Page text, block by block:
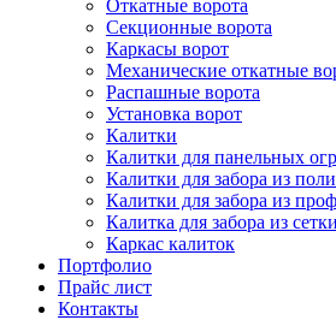
Откатные ворота
Секционные ворота
Каркасы ворот
Механические откатные
Распашные ворота
Установка ворот
Калитки
Калитки для панельных
Калитки для забора из
Калитки для забора из
Калитка для забора из
Каркас калиток
Портфолио
Прайс лист
Контакты